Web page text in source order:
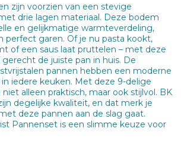
zijn voorzien van een stevige
drie lagen materiaal. Deze bodem
en gelijkmatige warmteverdeling,
perfect garen. Of je nu pasta kookt,
of een saus laat pruttelen – met deze
de juiste pan in huis. De
pannen hebben een moderne
iedere keuken. Met deze 9-delige
alleen praktisch, maar ook stijlvol. BK
degelijke kwaliteit, en dat merk je
deze pannen aan de slag gaat.
Pannenset is een slimme keuze voor